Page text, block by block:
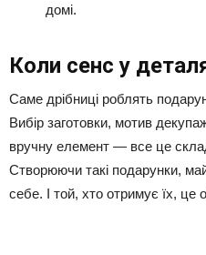
домі.
Коли сенс у
Саме дрібниці роблять
Вибір заготовки, мотив
вручну елемент — все це
Створюючи такі подарунки,
себе. І той, хто отримує їх, це